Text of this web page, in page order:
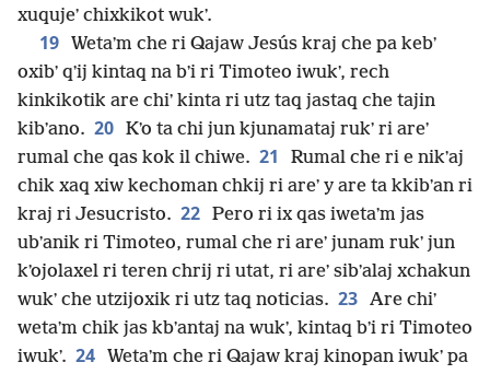
xuqujeʼ chixkikot wukʼ.
19 Wetaʼm che ri Qajaw Jesús kraj che pa kebʼ
oxibʼ qʼij kintaq na bʼi ri Timoteo iwukʼ, rech
kinkikotik are chiʼ kinta ri utz taq jastaq che tajin
kibʼano. 20 Kʼo ta chi jun kjunamataj rukʼ ri areʼ
rumal che qas kok il chiwe. 21
Rumal che ri e nikʼaj
chik xaq xiw kechoman chkij ri areʼ y are ta kkibʼan ri
kraj ri Jesucristo. 22 Pero ri ix qas iwetaʼm jas
ubʼanik ri Timoteo, rumal che ri areʼ junam rukʼ jun
kʼojolaxel ri teren chrij ri utat, ri areʼ sibʼalaj xchakun
wukʼ che utzijoxik ri utz taq noticias. 23 Are chiʼ
wetaʼm chik jas kbʼantaj na wukʼ, kintaq bʼi ri Timoteo
iwukʼ. 24 Wetaʼm che ri Qajaw kraj kinopan iwukʼ pa